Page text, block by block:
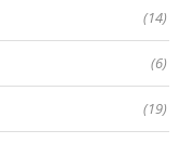
(14)
(6)
(19)